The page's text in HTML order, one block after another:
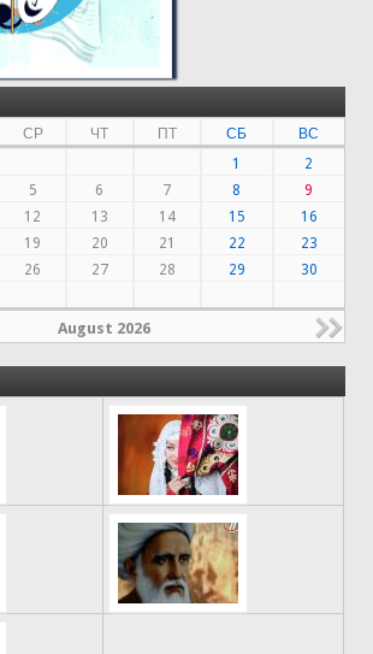
СР ЧТ ПТ СБ
ВС
1
2
5 6 7 8
9
12 13 14 15
16
19 20 21 22
23
26 27 28 29
30
August 2026